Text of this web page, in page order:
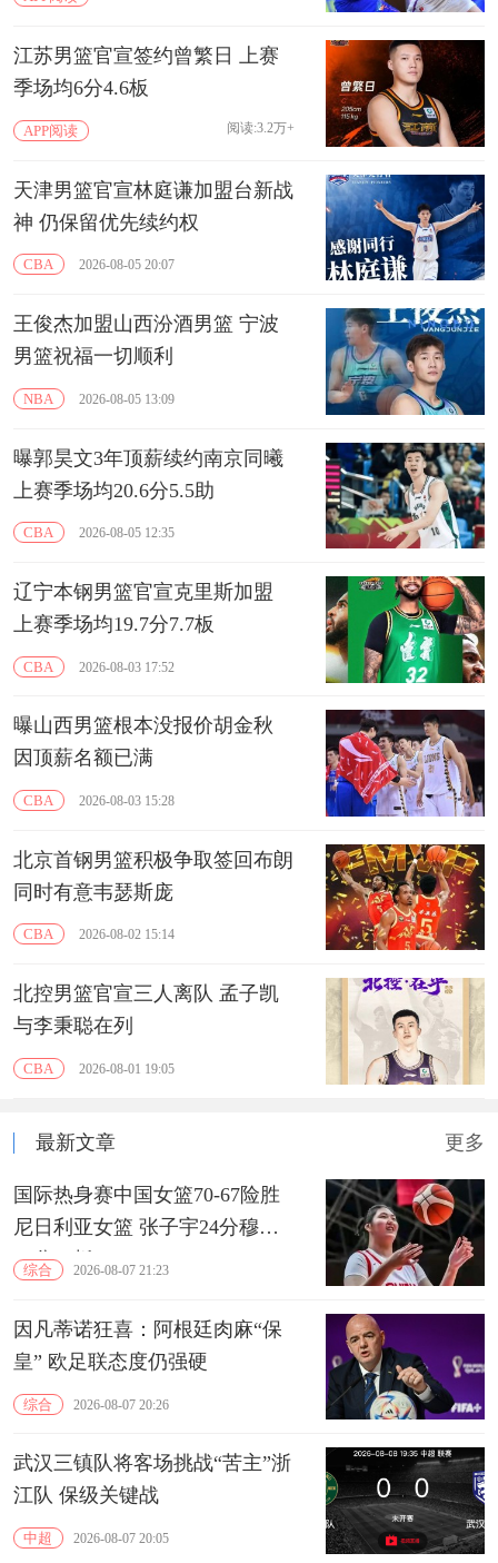
江苏男篮官宣签约曾繁日 上赛
季场均6分4.6板
APP阅读 阅读:3.2万+
天津男篮官宣林庭谦加盟台新战
神 仍保留优先续约权
CBA 2026-08-05 20:07
王俊杰加盟山西汾酒男篮 宁波
男篮祝福一切顺利
NBA 2026-08-05 13:09
曝郭昊文3年顶薪续约南京同曦
上赛季场均20.6分5.5助
CBA 2026-08-05 12:35
辽宁本钢男篮官宣克里斯加盟
上赛季场均19.7分7.7板
CBA 2026-08-03 17:52
曝山西男篮根本没报价胡金秋
因顶薪名额已满
CBA 2026-08-03 15:28
北京首钢男篮积极争取签回布朗
同时有意韦瑟斯庞
CBA 2026-08-02 15:14
北控男篮官宣三人离队 孟子凯
与李秉聪在列
CBA 2026-08-01 19:05
最新文章 更多
国际热身赛中国女篮70-67险胜
尼日利亚女篮 张子宇24分穆萨
15分10板
综合 2026-08-07 21:23
因凡蒂诺狂喜：阿根廷肉麻“保
皇” 欧足联态度仍强硬
综合 2026-08-07 20:26
武汉三镇队将客场挑战“苦主”浙
江队 保级关键战
中超 2026-08-07 20:05